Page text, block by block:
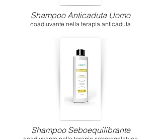
Shampoo Anticaduta Uomo
coadiuvante nella terapia anticaduta
Shampoo Seboequilibrante